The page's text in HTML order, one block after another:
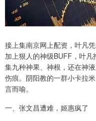
接上集南京网上配资，叶凡
加上狠人的神级BUFF，叶
集九种神果、神根，还在神
伤痕。阴阳教的一群小卡拉
言而喻。
一、张文昌遭难，姬惠疯了